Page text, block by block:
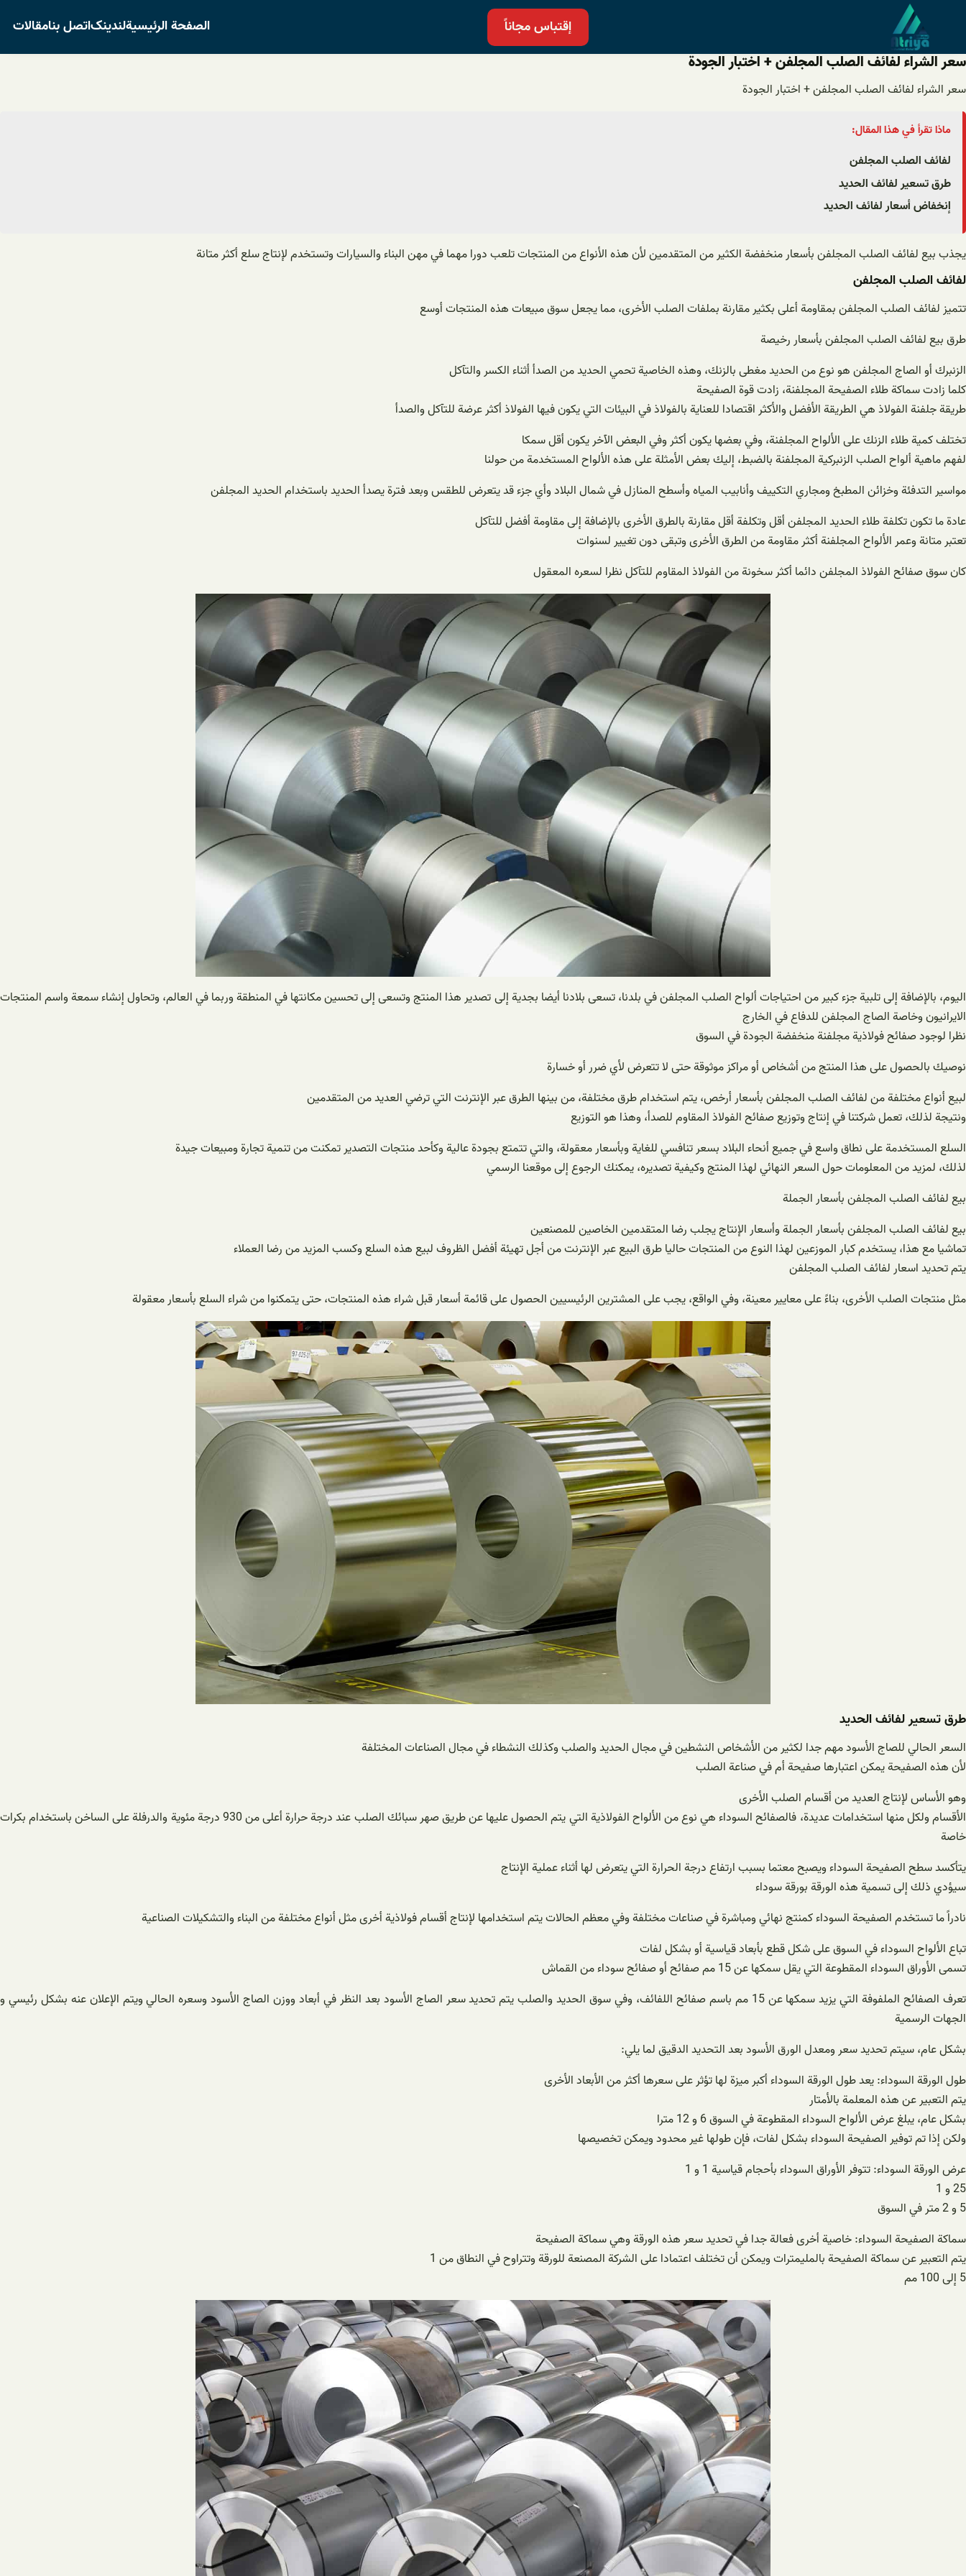
المحتوى
إقتباس مجاناً الصفحة الرئيسيةلندینکاتصل بنامقالات
سعر الشراء لفائف الصلب المجلفن + اختبار الجودة
سعر الشراء لفائف الصلب المجلفن + اختبار الجودة
ماذا تقرأ في هذا المقال:
لفائف الصلب المجلفن
طرق تسعير لفائف الحدید
إنخفاض أسعار لفائف الحدید
يجذب بيع لفائف الصلب المجلفن بأسعار منخفضة الكثير من المتقدمين لأن هذه الأنواع من المنتجات تلعب دورا مهما في مهن البناء والسيارات وتستخدم لإنتاج سلع أكثر متانة
لفائف الصلب المجلفن
تتميز لفائف الصلب المجلفن بمقاومة أعلى بكثير مقارنة بملفات الصلب الأخرى، مما يجعل سوق مبيعات هذه المنتجات أوسع
طرق بيع لفائف الصلب المجلفن بأسعار رخيصة
الزنبرك أو الصاج المجلفن هو نوع من الحديد مغطى بالزنك، وهذه الخاصية تحمي الحديد من الصدأ أثناء الكسر والتآكل
كلما زادت سماكة طلاء الصفيحة المجلفنة، زادت قوة الصفيحة
طريقة جلفنة الفولاذ هي الطريقة الأفضل والأكثر اقتصادا للعناية بالفولاذ في البيئات التي يكون فيها الفولاذ أكثر عرضة للتآكل والصدأ
تختلف كمية طلاء الزنك على الألواح المجلفنة، وفي بعضها يكون أكثر وفي البعض الآخر يكون أقل سمكا
لفهم ماهية ألواح الصلب الزنبركية المجلفنة بالضبط، إليك بعض الأمثلة على هذه الألواح المستخدمة من حولنا
مواسير التدفئة وخزائن المطبخ ومجاري التكييف وأنابيب المياه وأسطح المنازل في شمال البلاد وأي جزء قد يتعرض للطقس وبعد فترة يصدأ الحديد باستخدام الحديد المجلفن
عادة ما تكون تكلفة طلاء الحديد المجلفن أقل وتكلفة أقل مقارنة بالطرق الأخرى بالإضافة إلى مقاومة أفضل للتآكل
تعتبر متانة وعمر الألواح المجلفنة أكثر مقاومة من الطرق الأخرى وتبقى دون تغيير لسنوات
كان سوق صفائح الفولاذ المجلفن دائما أكثر سخونة من الفولاذ المقاوم للتآكل نظرا لسعره المعقول
اليوم، بالإضافة إلى تلبية جزء كبير من احتياجات ألواح الصلب المجلفن في بلدنا، تسعى بلادنا أيضا بجدية إلى تصدير هذا المنتج وتسعى إلى تحسين مكانتها في المنطقة وربما في العالم، وتحاول إنشاء سمعة واسم المنتجات
الايرانيون وخاصة الصاج المجلفن للدفاع في الخارج
نظرا لوجود صفائح فولاذية مجلفنة منخفضة الجودة في السوق
نوصيك بالحصول على هذا المنتج من أشخاص أو مراكز موثوقة حتى لا تتعرض لأي ضرر أو خسارة
لبيع أنواع مختلفة من لفائف الصلب المجلفن بأسعار أرخص، يتم استخدام طرق مختلفة، من بينها الطرق عبر الإنترنت التي ترضي العديد من المتقدمين
ونتيجة لذلك، تعمل شركتنا في إنتاج وتوزيع صفائح الفولاذ المقاوم للصدأ، وهذا هو التوزيع
السلع المستخدمة على نطاق واسع في جميع أنحاء البلاد بسعر تنافسي للغاية وبأسعار معقولة، والتي تتمتع بجودة عالية وكأحد منتجات التصدير تمكنت من تنمية تجارة ومبيعات جيدة
لذلك، لمزيد من المعلومات حول السعر النهائي لهذا المنتج وكيفية تصديره، يمكنك الرجوع إلى موقعنا الرسمي
بيع لفائف الصلب المجلفن بأسعار الجملة
بيع لفائف الصلب المجلفن بأسعار الجملة وأسعار الإنتاج يجلب رضا المتقدمين الخاصين للمصنعين
تماشيا مع هذا، يستخدم كبار الموزعين لهذا النوع من المنتجات حاليا طرق البيع عبر الإنترنت من أجل تهيئة أفضل الظروف لبيع هذه السلع وكسب المزيد من رضا العملاء
يتم تحديد اسعار لفائف الصلب المجلفن
مثل منتجات الصلب الأخرى، بناءً على معايير معينة، وفي الواقع، يجب على المشترين الرئيسيين الحصول على قائمة أسعار قبل شراء هذه المنتجات، حتى يتمكنوا من شراء السلع بأسعار معقولة
طرق تسعير لفائف الحدید
السعر الحالي للصاج الأسود مهم جدا لكثير من الأشخاص النشطين في مجال الحديد والصلب وكذلك النشطاء في مجال الصناعات المختلفة
لأن هذه الصفيحة يمكن اعتبارها صفيحة أم في صناعة الصلب
وهو الأساس لإنتاج العديد من أقسام الصلب الأخرى
الأقسام ولكل منها استخدامات عديدة، فالصفائح السوداء هي نوع من الألواح الفولاذية التي يتم الحصول عليها عن طريق صهر سبائك الصلب عند درجة حرارة أعلى من 930 درجة مئوية والدرفلة على الساخن باستخدام بكرات
خاصة
يتأكسد سطح الصفيحة السوداء ويصبح معتما بسبب ارتفاع درجة الحرارة التي يتعرض لها أثناء عملية الإنتاج
سيؤدي ذلك إلى تسمية هذه الورقة بورقة سوداء
نادراً ما تستخدم الصفيحة السوداء كمنتج نهائي ومباشرة في صناعات مختلفة وفي معظم الحالات يتم استخدامها لإنتاج أقسام فولاذية أخرى مثل أنواع مختلفة من البناء والتشكيلات الصناعية
تباع الألواح السوداء في السوق على شكل قطع بأبعاد قياسية أو بشكل لفات
تسمى الأوراق السوداء المقطوعة التي يقل سمكها عن 15 مم صفائح أو صفائح سوداء من القماش
تعرف الصفائح الملفوفة التي يزيد سمكها عن 15 مم باسم صفائح اللفائف، وفي سوق الحديد والصلب يتم تحديد سعر الصاج الأسود بعد النظر في أبعاد ووزن الصاج الأسود وسعره الحالي ويتم الإعلان عنه بشكل رئيسي و
الجهات الرسمية
بشكل عام، سيتم تحديد سعر ومعدل الورق الأسود بعد التحديد الدقيق لما يلي:
طول الورقة السوداء: يعد طول الورقة السوداء أكبر ميزة لها تؤثر على سعرها أكثر من الأبعاد الأخرى
يتم التعبير عن هذه المعلمة بالأمتار
بشكل عام، يبلغ عرض الألواح السوداء المقطوعة في السوق 6 و 12 مترا
ولكن إذا تم توفير الصفيحة السوداء بشكل لفات، فإن طولها غير محدود ويمكن تخصيصها
عرض الورقة السوداء: تتوفر الأوراق السوداء بأحجام قياسية 1 و 1
25 و 1
5 و 2 متر في السوق
سماكة الصفيحة السوداء: خاصية أخرى فعالة جدا في تحديد سعر هذه الورقة وهي سماكة الصفيحة
يتم التعبير عن سماكة الصفيحة بالمليمترات ويمكن أن تختلف اعتمادا على الشركة المصنعة للورقة وتتراوح في النطاق من 1
5 إلى 100 مم